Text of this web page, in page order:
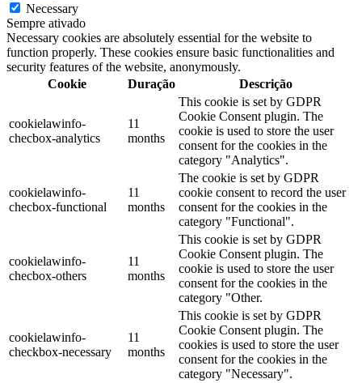
Necessary
Sempre ativado
Necessary cookies are absolutely essential for the website to
function properly. These cookies ensure basic functionalities and
security features of the website, anonymously.
Cookie
Duração Descrição
cookielawinfo-
checbox-analytics
11
months
This cookie is set by GDPR
Cookie Consent plugin. The
cookie is used to store the user
consent for the cookies in the
category "Analytics".
cookielawinfo-
checbox-functional
11
months
The cookie is set by GDPR
cookie consent to record the user
consent for the cookies in the
category "Functional".
cookielawinfo-
checbox-others
11
months
This cookie is set by GDPR
Cookie Consent plugin. The
cookie is used to store the user
consent for the cookies in the
category "Other.
cookielawinfo-
checkbox-necessary
11
months
This cookie is set by GDPR
Cookie Consent plugin. The
cookies is used to store the user
consent for the cookies in the
category "Necessary".